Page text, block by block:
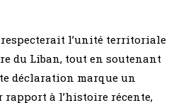
l’unité territoriale
du Liban, tout en soutenant
déclaration marque un
rapport à l’histoire récente,